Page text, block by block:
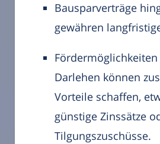
Bausparverträge
gewähren
Fördermöglichkeiten
Darlehen können
Vorteile schaffen,
günstige Zinssätze
Tilgungszuschüsse.